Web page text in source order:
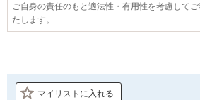
ご自身の責任のもと適法性・有用性を考慮して
たします。
マイリストに入れる